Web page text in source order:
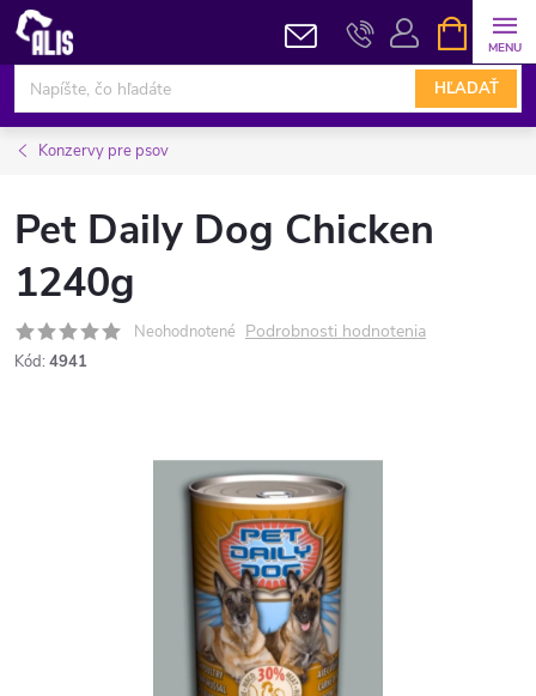
Prejsť
obsah
HĽADAŤ
KOŠÍK
Konzervy pre psov
Pet Daily Dog Chicken
1240g
Neohodnotené Podrobnosti hodnotenia
Kód: 4941